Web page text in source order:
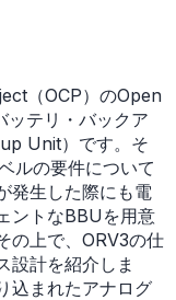
（OCP）のOpen
テリ・バックア
Unit）です。そ
ルの要件について
発生した際にも電
ントなBBUを用意
の上で、ORV3の仕
設計を紹介しま
込まれたアナログ